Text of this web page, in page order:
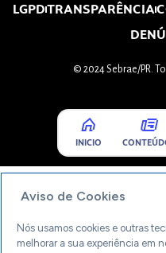
LGPDTRANSPARÊNCIA
© 2024 Sebrae/PR.
INICIO
Aviso de Cookies
Nós usamos cookies e outras
melhorar a sua experiência em